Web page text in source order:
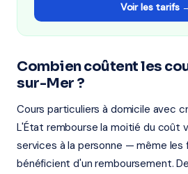
Voir les tarifs
Combien coûtent les
sur-Mer ?
Cours particuliers à domicile avec
L'État rembourse la moitié du coût
services à la personne — même les
bénéficient d'un remboursement.